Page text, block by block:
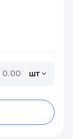
шт